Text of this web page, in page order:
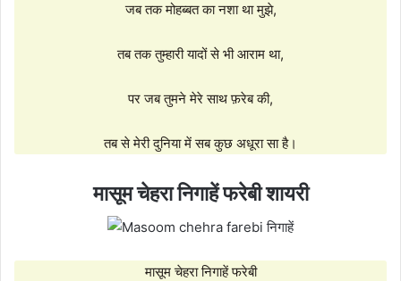
जब तक मोहब्बत का नशा था मुझे,
तब तक तुम्हारी यादों से भी आराम था,
पर जब तुमने मेरे साथ फ़रेब की,
तब से मेरी दुनिया में सब कुछ अधूरा सा है।
मासूम चेहरा निगाहें फरेबी शायरी
मासूम चेहरा निगाहें फरेबी